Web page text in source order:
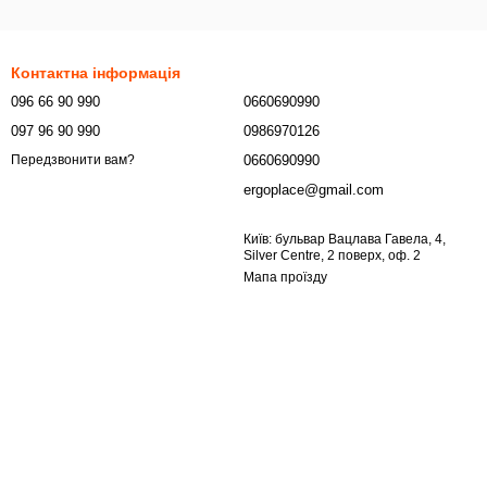
Контактна інформація
096 66 90 990
097 96 90 990
Передзвонити вам?
0660690990
0986970126
0660690990
ergoplace@gmail.com
Київ: бульвар Вацлава Гавела, 4,
Silver Centre, 2 поверх, оф. 2
Мапа проїзду